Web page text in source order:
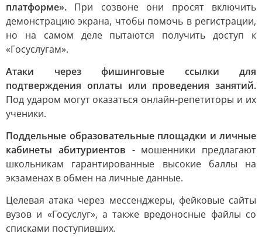
платформе». При созвоне они просят включить
демонстрацию экрана, чтобы помочь в регистрации,
но на самом деле пытаются получить доступ к
«Госуслугам».
Атаки через фишинговые ссылки для
подтверждения оплаты или проведения занятий.
Под ударом могут оказаться онлайн-репетиторы и их
ученики.
Поддельные образовательные площадки и личные
кабинеты абитуриентов -мошенники предлагают
школьникам гарантированные высокие баллы на
экзаменах в обмен на личные данные.
Целевая атака через мессенджеры, фейковые сайты
вузов и «Госуслуг», а также вредоносные файлы со
списками поступивших.